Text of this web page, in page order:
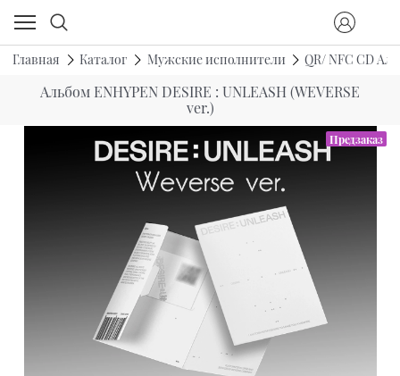
Главная Каталог Мужские исполнители QR/ NFC CD
Альбом ENHYPEN DESIRE : UNLEASH (WEVERSE
ver.)
Предзаказ